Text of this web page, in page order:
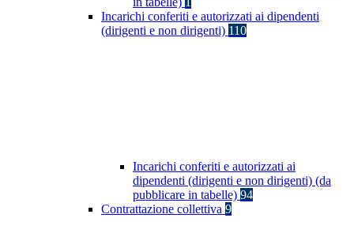
Incarichi conferiti e autorizzati ai dipendenti
(dirigenti e non dirigenti) 110
Incarichi conferiti e autorizzati ai
dipendenti (dirigenti e non dirigenti) (da
pubblicare in tabelle) 94
Contrattazione collettiva 9